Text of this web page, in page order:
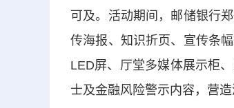
可及。活动期间，邮储银行
传海报、知识折页、宣传条
LED屏、厅堂多媒体展示柜
士及金融风险警示内容，营造